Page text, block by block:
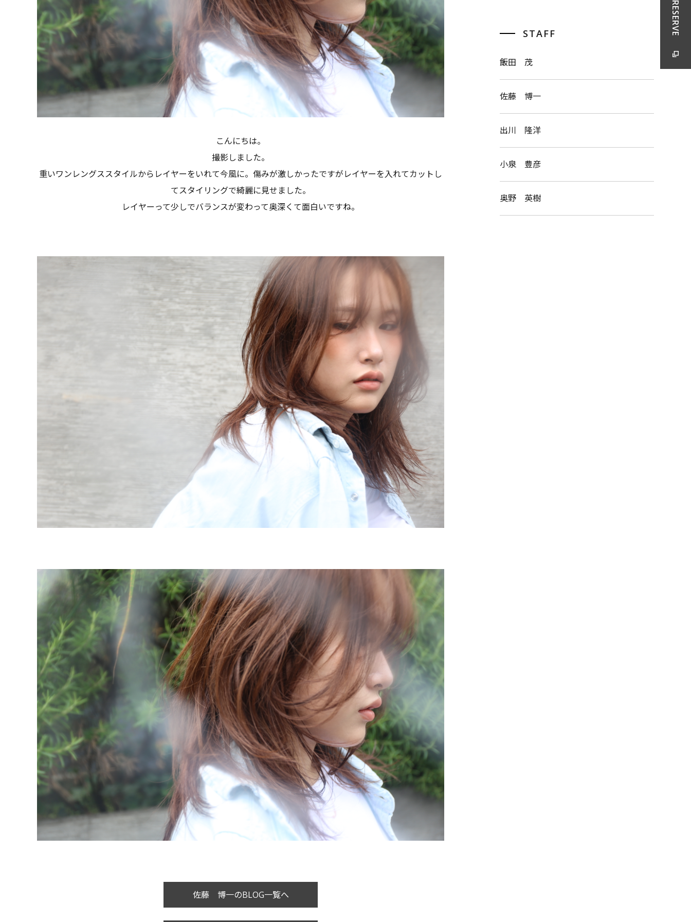
こんにちは。
撮影しました。
重いワンレングススタイルからレイヤーをいれて今風に。傷みが激しかったですがレイヤーを入れてカットし
てスタイリングで綺麗に見せました。
レイヤーって少しでバランスが変わって奥深くて面白いですね。
佐藤 博一のBLOG一覧へ
STAFF
飯田 茂
佐藤 博一
出川 隆洋
小泉 豊彦
奥野 英樹
RESERVE